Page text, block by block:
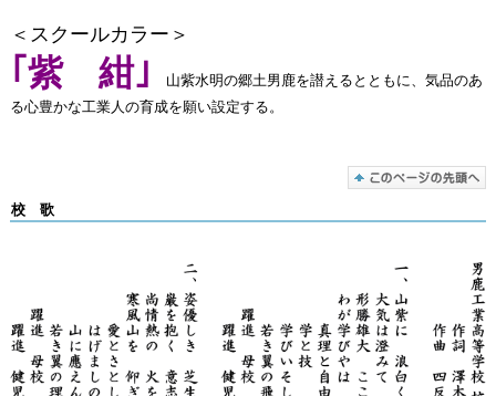
＜スクールカラー＞
｢紫 紺｣
山紫水明の郷土男鹿を譛えるとともに、気品のあ
る心豊かな工業人の育成を願い設定する。
校 歌